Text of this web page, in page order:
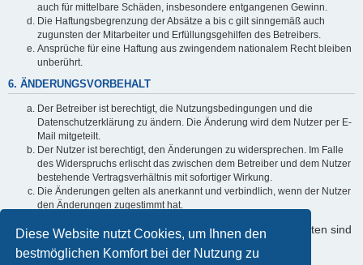
Diese Website nutzt Cookies, um Ihnen den
bestmöglichen Komfort bei der Nutzung zu
auch für mittelbare Schäden, insbesondere entgangenen Gewinn.
Die Haftungsbegrenzung der Absätze a bis c gilt sinngemäß auch
zugunsten der Mitarbeiter und Erfüllungsgehilfen des Betreibers.
Ansprüche für eine Haftung aus zwingendem nationalem Recht bleiben
unberührt.
6. ÄNDERUNGSVORBEHALT
Der Betreiber ist berechtigt, die Nutzungsbedingungen und die
Datenschutzerklärung zu ändern. Die Änderung wird dem Nutzer per E-
Mail mitgeteilt.
Der Nutzer ist berechtigt, den Änderungen zu widersprechen. Im Falle
des Widerspruchs erlischt das zwischen dem Betreiber und dem Nutzer
bestehende Vertragsverhältnis mit sofortiger Wirkung.
Die Änderungen gelten als anerkannt und verbindlich, wenn der Nutzer
den Änderungen zugestimmt hat.
Informationen über den Umgang mit Ihren persönlichen Daten sind
in der Datenschutzerklärung enthalten.